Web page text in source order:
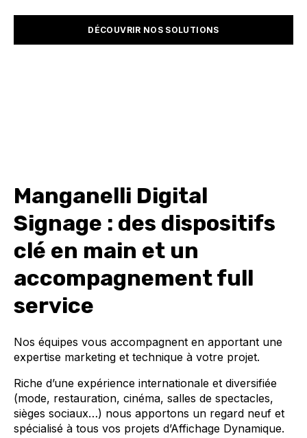
DÉCOUVRIR NOS SOLUTIONS
Manganelli Digital
Signage : des dispositifs
clé en main et un
accompagnement full
service
Nos équipes vous accompagnent en apportant une
expertise marketing et technique à votre projet.
Riche d’une expérience internationale et diversifiée
(mode, restauration, cinéma, salles de spectacles,
sièges sociaux…) nous apportons un regard neuf et
spécialisé à tous vos projets d’Affichage Dynamique.